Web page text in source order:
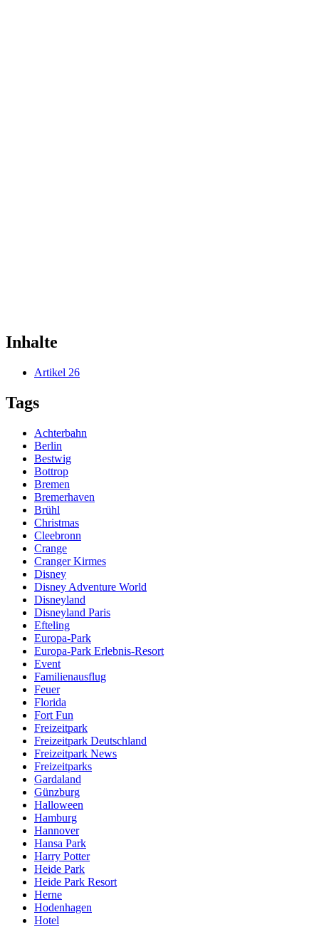
Inhalte
Artikel 26
Tags
Achterbahn
Berlin
Bestwig
Bottrop
Bremen
Bremerhaven
Brühl
Christmas
Cleebronn
Crange
Cranger Kirmes
Disney
Disney Adventure World
Disneyland
Disneyland Paris
Efteling
Europa-Park
Europa-Park Erlebnis-Resort
Event
Familienausflug
Feuer
Florida
Fort Fun
Freizeitpark
Freizeitpark Deutschland
Freizeitpark News
Freizeitparks
Gardaland
Günzburg
Halloween
Hamburg
Hannover
Hansa Park
Harry Potter
Heide Park
Heide Park Resort
Herne
Hodenhagen
Hotel